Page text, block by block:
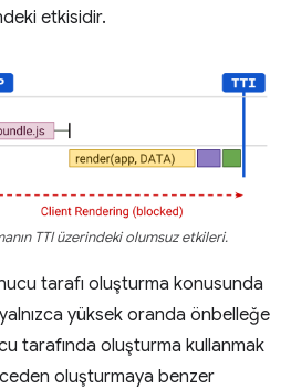
etkisidir.
TTI üzerindeki olumsuz etkileri.
tarafı oluşturma konusunda
yüksek oranda önbelleğe
tarafında oluşturma kullanmak
oluşturmaya benzer